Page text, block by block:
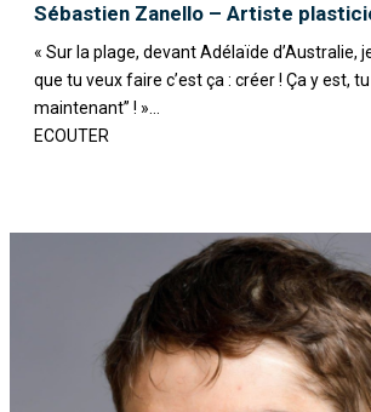
Sébastien Zanello – Artiste
« Sur la plage, devant Adélaïde d’Australie,
que tu veux faire c’est ça : créer ! Ça y est,
maintenant” ! »...
ECOUTER